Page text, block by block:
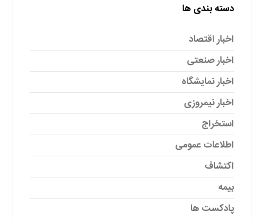
دسته بندی ها
اخبار اقتصاد
اخبار صنعتی
اخبار نمایشگاه
اخبار نیمروزی
استخراج
اطلاعات عمومی
اکتشاف
بیمه
پادکست ها